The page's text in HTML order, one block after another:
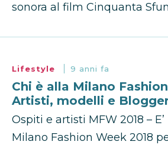
sonora al film Cinquanta
Lifestyle 9 anni fa
Chi è alla Milano
Artisti, modelli e
Ospiti e artisti MFW 2018 –
Milano Fashion Week 2018